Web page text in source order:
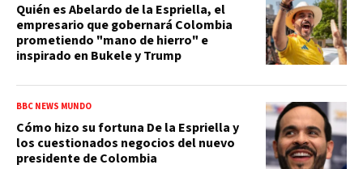
Quién es Abelardo de la Espriella, el
empresario que gobernará Colombia
prometiendo "mano de hierro" e
inspirado en Bukele y Trump
BBC NEWS MUNDO
Cómo hizo su fortuna De la Espriella y
los cuestionados negocios del nuevo
presidente de Colombia